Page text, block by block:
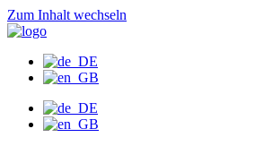
Zum Inhalt wechseln